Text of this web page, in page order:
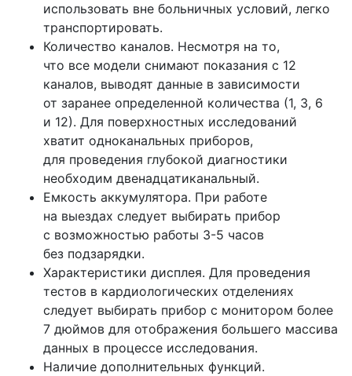
использовать вне больничных условий, легко
транспортировать.
Количество каналов. Несмотря на то,
что все модели снимают показания с 12
каналов, выводят данные в зависимости
от заранее определенной количества (1, 3, 6
и 12). Для поверхностных исследований
хватит одноканальных приборов,
для проведения глубокой диагностики
необходим двенадцатиканальный.
Емкость аккумулятора. При работе
на выездах следует выбирать прибор
с возможностью работы 3-5 часов
без подзарядки.
Характеристики дисплея. Для проведения
тестов в кардиологических отделениях
следует выбирать прибор с монитором более
7 дюймов для отображения большего массива
данных в процессе исследования.
Наличие дополнительных функций.